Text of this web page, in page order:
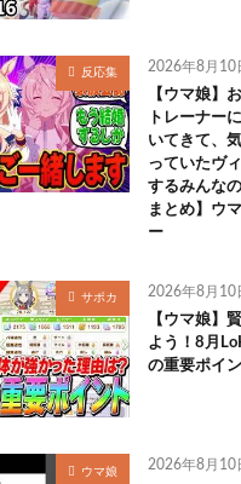
反応集 2026年8月10
【ウマ娘】
トレーナー
いてきて、
っていたヴ
するみんな
まとめ】ウ
ー
サポカ 2026年8月10
【ウマ娘】
よう！8月
の重要ポイ
ウマ娘 2026年8月10